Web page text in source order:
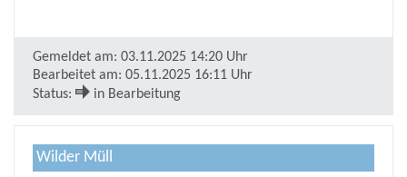
Gemeldet am: 03.11.2025 14:20 Uhr
Bearbeitet am: 05.11.2025 16:11 Uhr
Status:
in Bearbeitung
Wilder Müll